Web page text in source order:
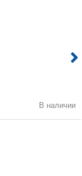
В наличии